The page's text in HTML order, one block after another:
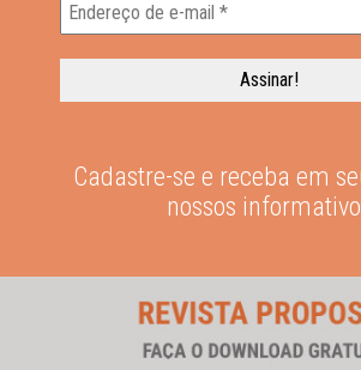
Cadastre-se e receba em
nossos